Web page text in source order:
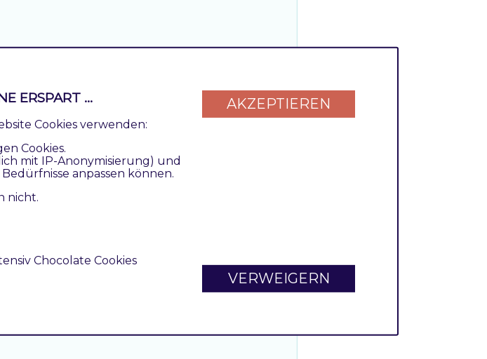
(): array
ERSPART ...
Cookies verwenden:
Cookies.
mit IP-Anonymisierung) und
anpassen können.
nicht.
Chocolate Cookies
AKZEPTIEREN
VERWEIGERN